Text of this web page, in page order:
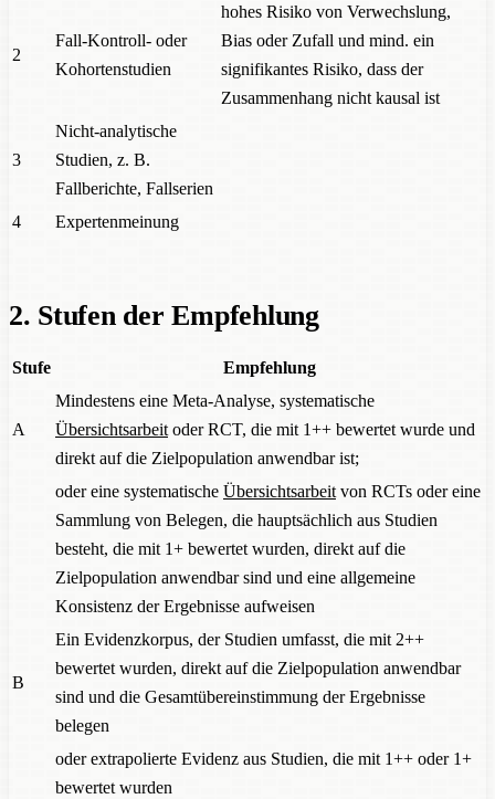
2
Fall-Kontroll- oder
Kohortenstudien
hohes Risiko von Verwechslung,
Bias oder Zufall und mind. ein
signifikantes Risiko, dass der
Zusammenhang nicht kausal ist
3
Nicht-analytische
Studien, z. B.
Fallberichte, Fallserien
4
Expertenmeinung
2. Stufen der Empfehlung
Stufe Empfehlung
A
Mindestens eine Meta-Analyse, systematische
Übersichtsarbeit oder RCT, die mit 1++ bewertet wurde und
direkt auf die Zielpopulation anwendbar ist;
oder eine systematische Übersichtsarbeit von RCTs oder eine
Sammlung von Belegen, die hauptsächlich aus Studien
besteht, die mit 1+ bewertet wurden, direkt auf die
Zielpopulation anwendbar sind und eine allgemeine
Konsistenz der Ergebnisse aufweisen
B
Ein Evidenzkorpus, der Studien umfasst, die mit 2++
bewertet wurden, direkt auf die Zielpopulation anwendbar
sind und die Gesamtübereinstimmung der Ergebnisse
belegen
oder extrapolierte Evidenz aus Studien, die mit 1++ oder 1+
bewertet wurden